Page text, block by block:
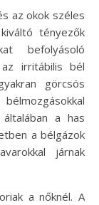
az okok széles
tényezők
befolyásoló
irritábilis bél
görcsös
a has
a bélgázok
járnak
a nőknél. A